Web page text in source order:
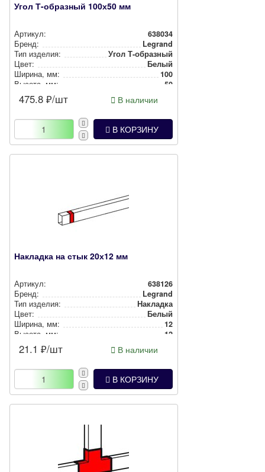
Угол Т-образный 100х50 мм
Артикул:
638034
Бренд:
Legrand
Тип изделия:
Угол Т-образный
Цвет:
Белый
Ширина, мм:
100
Высота, мм:
50
475.8 ₽/шт В наличии
В КОРЗИНУ
Накладка на стык 20х12 мм
Артикул:
638126
Бренд:
Legrand
Тип изделия:
Накладка
Цвет:
Белый
Ширина, мм:
12
Высота, мм:
12
21.1 ₽/шт В наличии
В КОРЗИНУ